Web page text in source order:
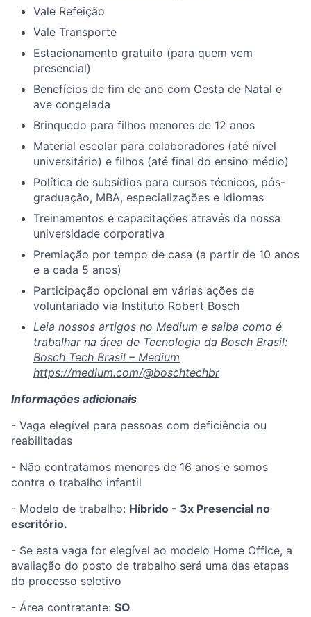
Vale Refeição
Vale Transporte
Estacionamento gratuito (para quem vem
presencial)
Benefícios de fim de ano com Cesta de Natal e
ave congelada
Brinquedo para filhos menores de 12 anos
Material escolar para colaboradores (até nível
universitário) e filhos (até final do ensino médio)
Política de subsídios para cursos técnicos, pós-
graduação, MBA, especializações e idiomas
Treinamentos e capacitações através da nossa
universidade corporativa
Premiação por tempo de casa (a partir de 10 anos
e a cada 5 anos)
Participação opcional em várias ações de
voluntariado via Instituto Robert Bosch
Leia nossos artigos no Medium e saiba como é
trabalhar na área de Tecnologia da Bosch Brasil:
Bosch Tech Brasil – Medium
https://medium.com/@boschtechbr
Informações adicionais
- Vaga elegível para pessoas com deficiência ou
reabilitadas
- Não contratamos menores de 16 anos e somos
contra o trabalho infantil
- Modelo de trabalho: Híbrido - 3x Presencial no
escritório.
- Se esta vaga for elegível ao modelo Home Office, a
avaliação do posto de trabalho será uma das etapas
do processo seletivo
- Área contratante: SO